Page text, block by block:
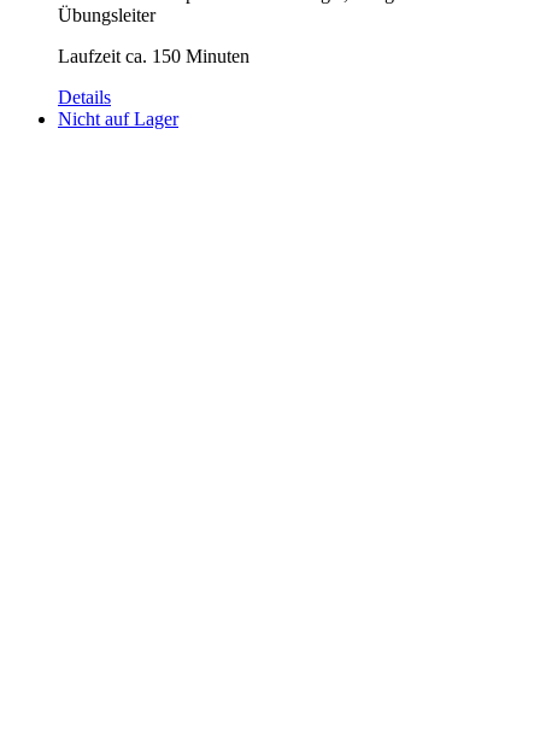
Übungsleiter
Laufzeit ca. 150 Minuten
Details
Nicht auf Lager